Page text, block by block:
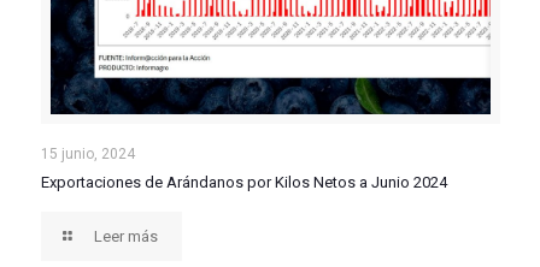
Exportaciones de Arándanos por Kilos Netos a Junio
15 junio, 2024
Exportaciones de Arándanos por Kilos Netos a Junio 2024
Leer más